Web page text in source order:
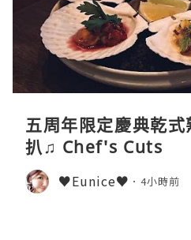
五周年限定慶典乾
扒♫ Chef's Cuts
♥Eunice♥ 4小時前